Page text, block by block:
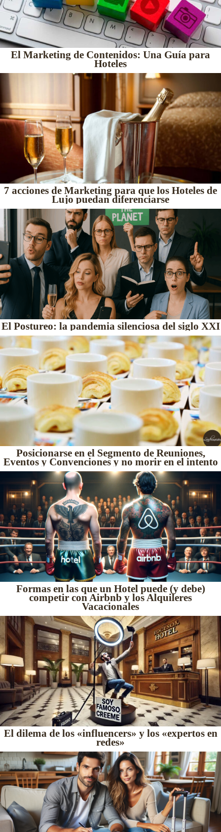
El Marketing de Contenidos: Una Guía para
Hoteles
7 acciones de Marketing para que los Hoteles de
Lujo puedan diferenciarse
El Postureo: la pandemia silenciosa del siglo XXI
Posicionarse en el Segmento de Reuniones,
Eventos y Convenciones y no morir en el intento
Formas en las que un Hotel puede (y debe)
competir con Airbnb y los Alquileres
Vacacionales
El dilema de los «influencers» y los «expertos en
redes»